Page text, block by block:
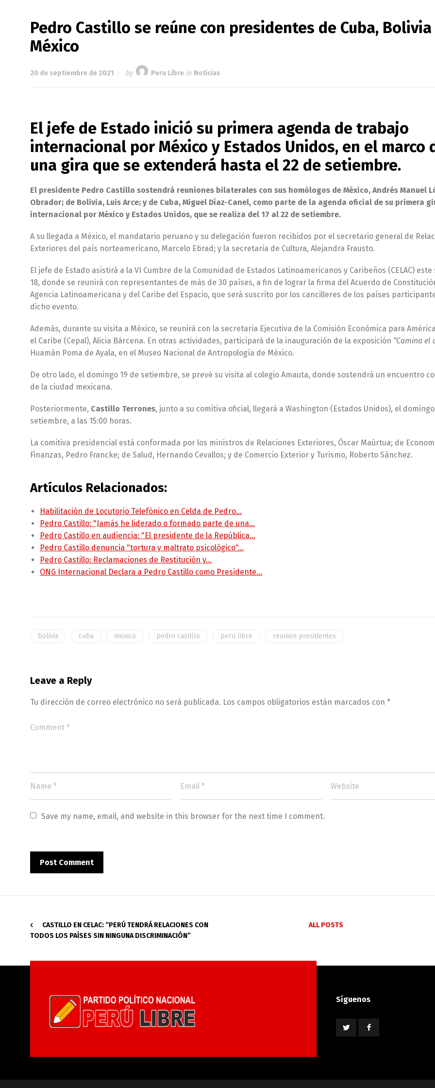
Pedro Castillo se reúne con presidentes de Cuba, Bolivia
México
20 de septiembre de 2021 by Peru Libre in Noticias
El jefe de Estado inició su primera agenda de trabajo
internacional por México y Estados Unidos, en el marco
una gira que se extenderá hasta el 22 de setiembre.
El presidente Pedro Castillo sostendrá reuniones bilaterales con sus homólogos de México, Andrés Manuel
Obrador; de Bolivia, Luis Arce; y de Cuba, Miguel Díaz-Canel, como parte de la agenda oficial de su primera
internacional por México y Estados Unidos, que se realiza del 17 al 22 de setiembre.
A su llegada a México, el mandatario peruano y su delegación fueron recibidos por el secretario general de
Exteriores del país norteamericano, Marcelo Ebrad; y la secretaria de Cultura, Alejandra Frausto.
El jefe de Estado asistirá a la VI Cumbre de la Comunidad de Estados Latinoamericanos y Caribeños (CELAC) este
18, donde se reunirá con representantes de más de 30 países, a fin de lograr la firma del Acuerdo de
Agencia Latinoamericana y del Caribe del Espacio, que será suscrito por los cancilleres de los países
dicho evento.
Además, durante su visita a México, se reunirá con la secretaria Ejecutiva de la Comisión Económica para
el Caribe (Cepal), Alicia Bárcena. En otras actividades, participará de la inauguración de la exposición “Camina el
Huamán Poma de Ayala, en el Museo Nacional de Antropología de México.
De otro lado, el domingo 19 de setiembre, se prevé su visita al colegio Amauta, donde sostendrá un encuentro
de la ciudad mexicana.
Posteriormente, Castillo Terrones, junto a su comitiva oficial, llegará a Washington (Estados Unidos), el
setiembre, a las 15:00 horas.
La comitiva presidencial está conformada por los ministros de Relaciones Exteriores, Óscar Maúrtua; de
Finanzas, Pedro Francke; de Salud, Hernando Cevallos; y de Comercio Exterior y Turismo, Roberto Sánchez.
Artículos Relacionados:
Habilitación de Locutorio Telefónico en Celda de Pedro…
Pedro Castillo: "Jamás he liderado o formado parte de una…
Pedro Castillo en audiencia: "El presidente de la República…
Pedro Castillo denuncia "tortura y maltrato psicológico"…
Pedro Castillo: Reclamaciones de Restitución y…
ONG Internacional Declara a Pedro Castillo como Presidente…
bolivia cuba mexico pedro castillo peru libre reunion presidentes
Leave a Reply
Tu dirección de correo electrónico no será publicada. Los campos obligatorios están marcados con *
Save my name, email, and website in this browser for the next time I comment.
CASTILLO EN CELAC: “PERÚ TENDRÁ RELACIONES CON
TODOS LOS PAÍSES SIN NINGUNA DISCRIMINACIÓN”
ALL POSTS
Síguenos